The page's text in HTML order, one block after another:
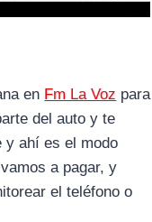
en Fm La Voz para
del auto y te
y ahí es el modo
a pagar, y
el teléfono o